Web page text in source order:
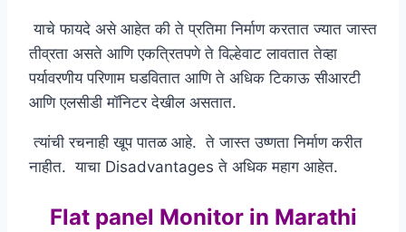
याचे फायदे असे आहेत की ते प्रतिमा निर्माण करतात ज्यात जास्त
तीव्रता असते आणि एकत्रितपणे ते विल्हेवाट लावतात तेव्हा
पर्यावरणीय परिणाम घडवितात आणि ते अधिक टिकाऊ सीआरटी
आणि एलसीडी मॉनिटर देखील असतात.
त्यांची रचनाही खूप पातळ आहे. ते जास्त उष्णता निर्माण करीत
नाहीत. याचा Disadvantages ते अधिक महाग आहेत.
Flat panel Monitor in Marathi